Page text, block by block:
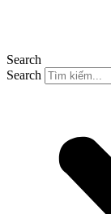
Search
Search